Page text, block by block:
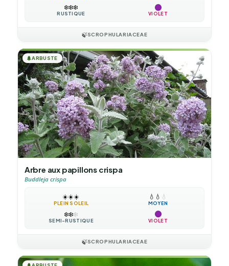
❄️❄️❄️
RUSTIQUE VIOLET
🍃SCROPHULARIACEAE
🌲ARBUSTE
Arbre aux papillons crispa
Buddleja crispa
☀️☀️☀️
PLEIN SOLEIL
💧 💧 💧
MOYEN
❄️❄️❄️
SEMI-RUSTIQUE VIOLET
🍃SCROPHULARIACEAE